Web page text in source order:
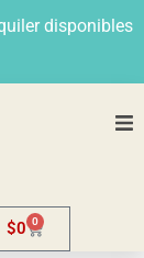
disponibles
$0 0